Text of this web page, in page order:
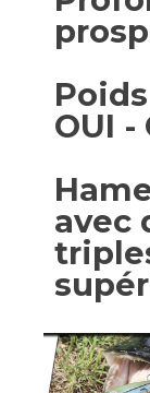
OUI -
avec